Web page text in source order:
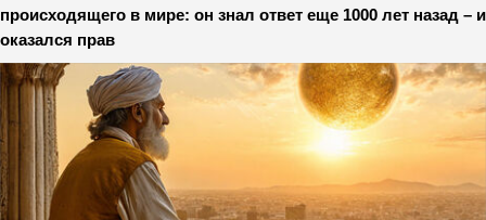
происходящего в мире: он знал ответ еще 1000 лет назад – и
оказался прав